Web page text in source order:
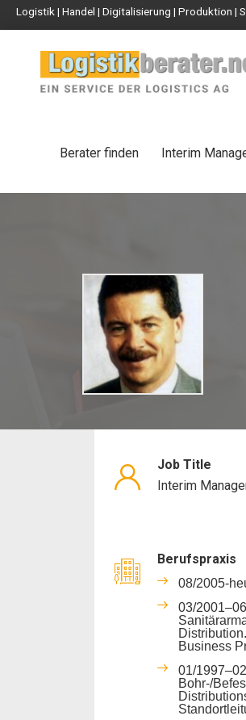
Logistik | Handel | Digitalisierung | Produktion |
Berater finden Interim
Job Title
Interim
Berufspraxis
08/2005-
03/
Business
01/
Bohr-/